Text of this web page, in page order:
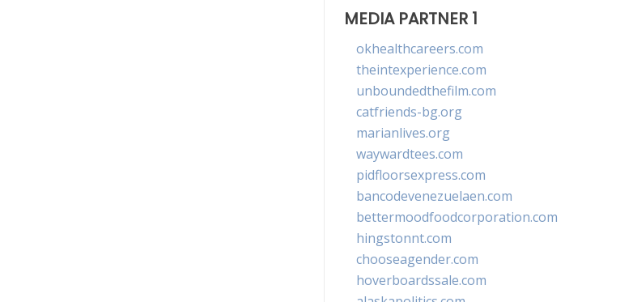
MEDIA PARTNER 1
okhealthcareers.com
theintexperience.com
unboundedthefilm.com
catfriends-bg.org
marianlives.org
waywardtees.com
pidfloorsexpress.com
bancodevenezuelaen.com
bettermoodfoodcorporation.com
hingstonnt.com
chooseagender.com
hoverboardssale.com